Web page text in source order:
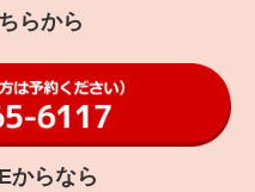
らから
からなら